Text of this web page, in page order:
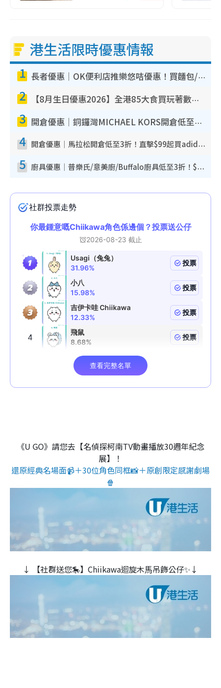
港生活限時優惠情報
1 長者優惠｜OK便利店推樂悠咭優惠！買麵包/牛奶/保健品拍卡即減
2 【8月生日優惠2026】全港85大食買玩著數攻略 自助餐/火鍋放題同行免費＋誠品/DONKI送現金券
3 開倉優惠｜銅鑼灣MICHAEL KORS開倉低至17折！直擊$500起買手袋/銀包/鞋款 必買經典Jet Set系列
4 開倉優惠｜馬拉松開倉低至3折！直擊$99起買adidas／New Balance／Puma鞋款 STANLEY保溫杯劈價至$119起
5 廚具優惠｜普樂氏/意美廚/Buffalo廚具低至3折！$89起買煎鍋／炒鑊／個人鍋 同場小家電激減至$99起
《U GO》請您去【名偵探柯南TV動畫播放30週年紀念
展】！
還原經典名場面📹＋30位角色同框📸＋原創限定感謝劇場
🍿
↓ 【社群送您🎠】Chiikawa迴旋木⾺吊飾公仔✨↓